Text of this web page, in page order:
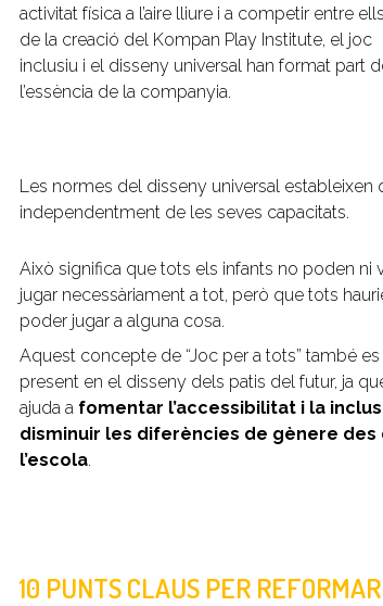
activitat física a l’aire lliure i a competir entre
de la creació del Kompan Play Institute, el joc
inclusiu i el disseny universal han format part
l’essència de la companyia.
Les normes del disseny universal estableixen
independentment de les seves capacitats.
Això significa que tots els infants no poden ni
jugar necessàriament a tot, però que tots
poder jugar a alguna cosa.
Aquest concepte de “Joc per a tots” també
present en el disseny dels patis del futur, ja
ajuda a fomentar l’accessibilitat i la
disminuir les diferències de gènere des
l’escola.
10 PUNTS CLAUS PER